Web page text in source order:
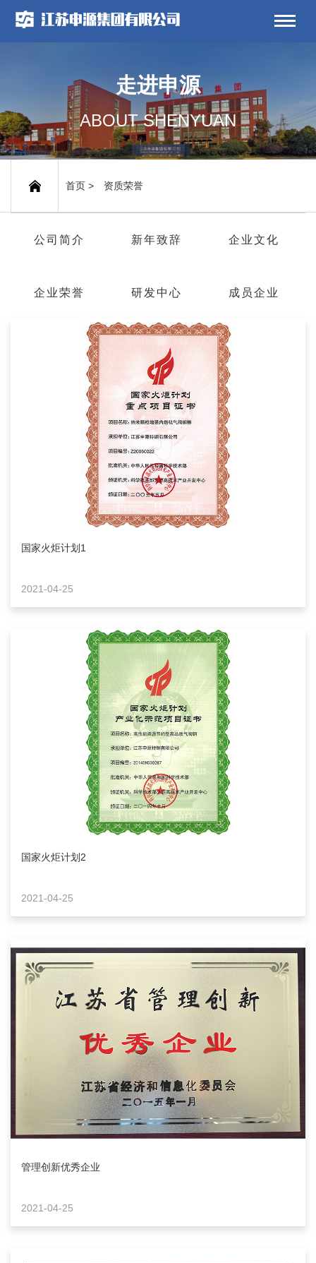
走进申源
ABOUT SHENYUAN
首页 > 资质荣誉
公司简介 新年致辞 企业文化
企业荣誉 研发中心 成员企业
国家火炬计划1
2021-04-25
国家火炬计划2
2021-04-25
管理创新优秀企业
2021-04-25